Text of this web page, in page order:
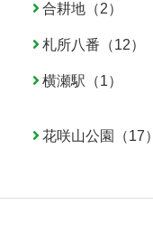
合耕地（2）
札所八番（12）
横瀬駅（1）
花咲山公園（17）